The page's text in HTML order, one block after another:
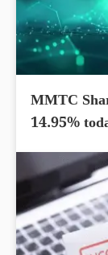
MMTC
14.95%